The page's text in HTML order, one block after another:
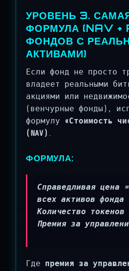
УРОВЕНЬ 3.
ФОРМУЛА (NAV +
ФОНДОВ С
АКТИВАМИ)
Если фонд не просто
владеет реальными
акциями или
(венчурные фонды),
формулу
«Стоимость
(NAV) .
ФОРМУЛА:
Справедливая цена
всех активов
Количество
Премия за
Где премия за